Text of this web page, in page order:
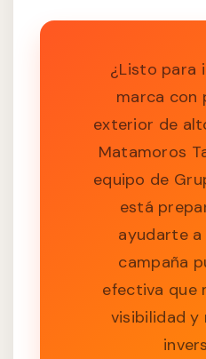
¿Listo para
marca con
exterior de
Matamoros
equipo de
está
ayudarte a
campaña
efectiva que
visibilidad